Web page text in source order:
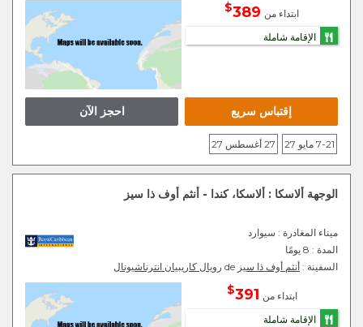
ابتداء من 389
$
الإقامة شاملة
احجز الآن إقتباس سريع
7-21 مايو 27 27 أغسطس 27
الوجهة ألاسكا : ألاسكا، كندا - أنثم أوف ذا سيز
ميناء المغادرة : سيوارد
المدة : 8 يومًا
السفينة : أنثم أوف ذا سيز رويال كاريبيان انترناشيونال
ابتداء من 391
$
الإقامة شاملة